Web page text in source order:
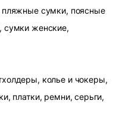
пляжные сумки, поясные
сумки женские,
колье и чокеры,
платки, ремни, серьги,